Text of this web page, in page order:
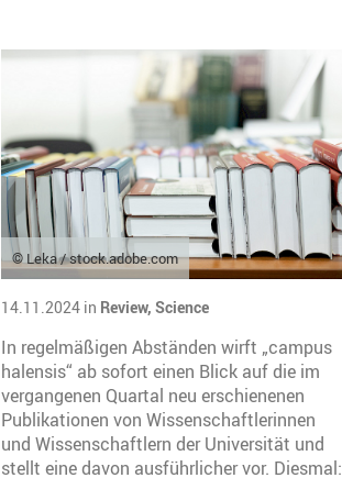
© Leka / stock.adobe.com
14.11.2024 in Review, Science
In regelmäßigen Abständen wirft „campus
halensis“ ab sofort einen Blick auf die im
vergangenen Quartal neu erschienenen
Publikationen von Wissenschaftlerinnen
und Wissenschaftlern der Universität und
stellt eine davon ausführlicher vor. Diesmal: